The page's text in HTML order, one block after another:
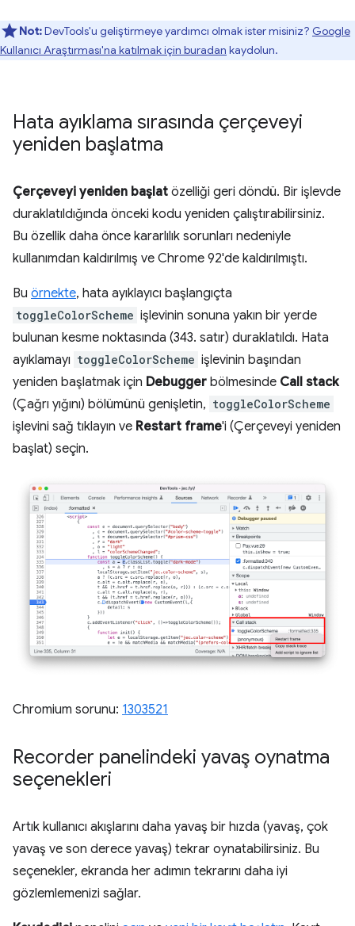
Not:DevTools'u geliştirmeye yardımcı olmak ister misiniz? Google
Kullanıcı Araştırması'na katılmak için buradan kaydolun.
Hata ayıklama sırasında çerçeveyi
yeniden başlatma
Çerçeveyi yeniden başlat özelliği geri döndü. Bir işlevde
duraklatıldığında önceki kodu yeniden çalıştırabilirsiniz.
Bu özellik daha önce kararlılık sorunları nedeniyle
kullanımdan kaldırılmış ve Chrome 92'de kaldırılmıştı.
Bu örnekte, hata ayıklayıcı başlangıçta
toggleColorScheme işlevinin sonuna yakın bir yerde
bulunan kesme noktasında (343. satır) duraklatıldı. Hata
ayıklamayı toggleColorScheme işlevinin başından
yeniden başlatmak için Debugger bölmesinde Call stack
(Çağrı yığını) bölümünü genişletin, toggleColorScheme
işlevini sağ tıklayın ve Restart frame'i (Çerçeveyi yeniden
başlat) seçin.
Chromium sorunu: 1303521
Recorder panelindeki yavaş oynatma
seçenekleri
Artık kullanıcı akışlarını daha yavaş bir hızda (yavaş, çok
yavaş ve son derece yavaş) tekrar oynatabilirsiniz. Bu
seçenekler, ekranda her adımın tekrarını daha iyi
gözlemlemenizi sağlar.